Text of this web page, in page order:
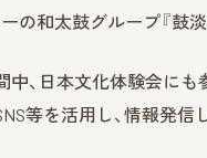
の和太鼓グループ『鼓淡
中、日本文化体験会に
等を活用し、情報発信